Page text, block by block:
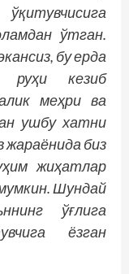
ўтган.
бу ерда
руҳи кезиб
меҳри ва
ушбу хатни
жараёнида биз
жиҳатлар
Шундай
ўғлига
ёзган